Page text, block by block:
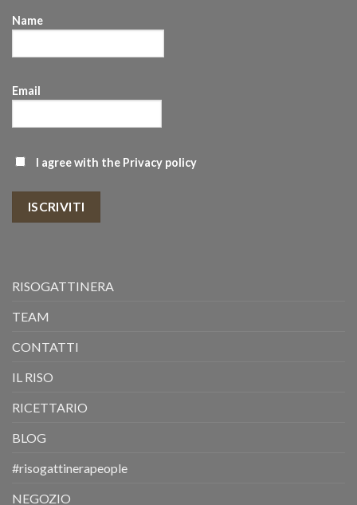
Name
Email
I agree with the Privacy policy
ISCRIVITI
RISOGATTINERA
TEAM
CONTATTI
IL RISO
RICETTARIO
BLOG
#risogattinerapeople
NEGOZIO